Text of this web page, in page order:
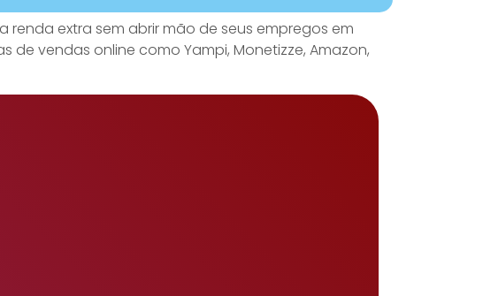
extra sem abrir mão de seus empregos em
vendas online como Yampi, Monetizze, Amazon,